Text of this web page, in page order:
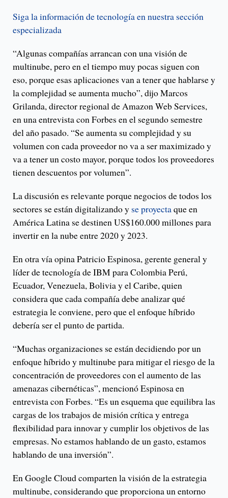
Siga la información de tecnología en nuestra sección
especializada
“Algunas compañías arrancan con una visión de
multinube, pero en el tiempo muy pocas siguen con
eso, porque esas aplicaciones van a tener que hablarse y
la complejidad se aumenta mucho”, dijo Marcos
Grilanda, director regional de Amazon Web Services,
en una entrevista con Forbes en el segundo semestre
del año pasado. “Se aumenta su complejidad y su
volumen con cada proveedor no va a ser maximizado y
va a tener un costo mayor, porque todos los proveedores
tienen descuentos por volumen”.
La discusión es relevante porque negocios de todos los
sectores se están digitalizando y se proyectaque en
América Latina se destinen US$160.000 millones para
invertir en la nube entre 2020 y 2023.
En otra vía opina Patricio Espinosa, gerente general y
líder de tecnología de IBM para Colombia Perú,
Ecuador, Venezuela, Bolivia y el Caribe, quien
considera que cada compañía debe analizar qué
estrategia le conviene, pero que el enfoque híbrido
debería ser el punto de partida.
“Muchas organizaciones se están decidiendo por un
enfoque híbrido y multinube para mitigar el riesgo de la
concentración de proveedores con el aumento de las
amenazas cibernéticas”, mencionó Espinosa en
entrevista con Forbes. “Es un esquema que equilibra las
cargas de los trabajos de misión crítica y entrega
flexibilidad para innovar y cumplir los objetivos de las
empresas. No estamos hablando de un gasto, estamos
hablando de una inversión”.
En Google Cloud comparten la visión de la estrategia
multinube, considerando que proporciona un entorno